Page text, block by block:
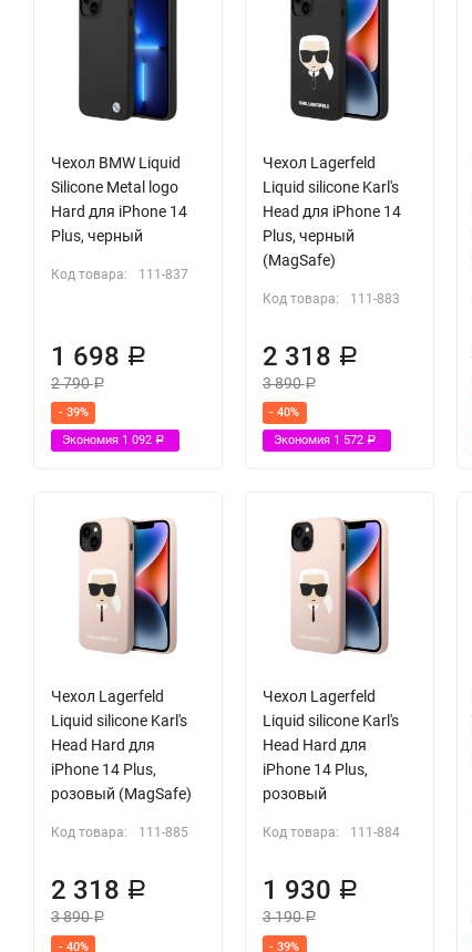
Чехол BMW Liquid
Silicone Metal logo
Hard для iPhone 14
Plus, черный
Код товара: 111-837
1 698 Р
2 790Р
- 39%
Экономия 1 092 Р
Чехол Lagerfeld
Liquid silicone Karl's
Head для iPhone 14
Plus, черный
(MagSafe)
Код товара: 111-883
2 318 Р
3 890Р
- 40%
Экономия 1 572 Р
Чехол Lagerfeld
Liquid silicone Karl's
Head Hard для
iPhone 14 Plus,
розовый (MagSafe)
Код товара: 111-885
2 318 Р
3 890Р
- 40%
Чехол Lagerfeld
Liquid silicone Karl's
Head Hard для
iPhone 14 Plus,
розовый
Код товара: 111-884
1 930 Р
3 190Р
- 39%